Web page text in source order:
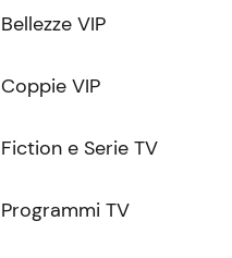
Bellezze VIP
Coppie VIP
Fiction e Serie TV
Programmi TV